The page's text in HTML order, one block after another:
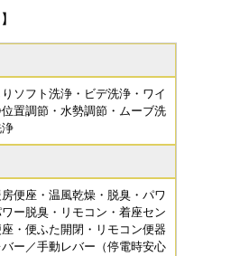
ソフト洗浄・ビデ洗浄・ワイ
置調節・水勢調節・ムーブ洗
便座・温風乾燥・脱臭・パワ
ー脱臭・リモコン・着座セン
・便ふた開閉・リモコン便器
ー／手動レバー（停電時安心